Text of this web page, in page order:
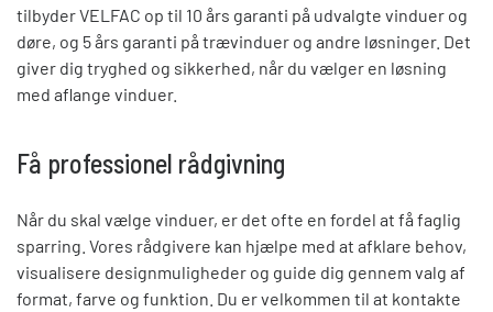
tilbyder VELFAC op til 10 års garanti på udvalgte vinduer og
døre, og 5 års garanti på trævinduer og andre løsninger. Det
giver dig tryghed og sikkerhed, når du vælger en løsning
med aflange vinduer.
Få professionel rådgivning
Når du skal vælge vinduer, er det ofte en fordel at få faglig
sparring. Vores rådgivere kan hjælpe med at afklare behov,
visualisere designmuligheder og guide dig gennem valg af
format, farve og funktion. Du er velkommen til at kontakte